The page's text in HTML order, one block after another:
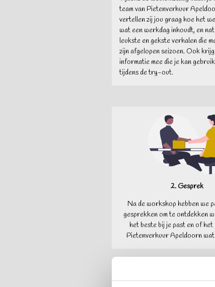
team van Pietenverhuur
vertellen zij jou graag hoe het
wat een werkdag inhoudt, en
leukste en gekste verhalen die
zijn afgelopen seizoen. Ook
informatie mee die je kan
tijdens de try-out.
2. Gesprek
Na de workshop hebben we
gesprekken om te ontdekken
het beste bij je past en of
Pietenverhuur Apeldoorn